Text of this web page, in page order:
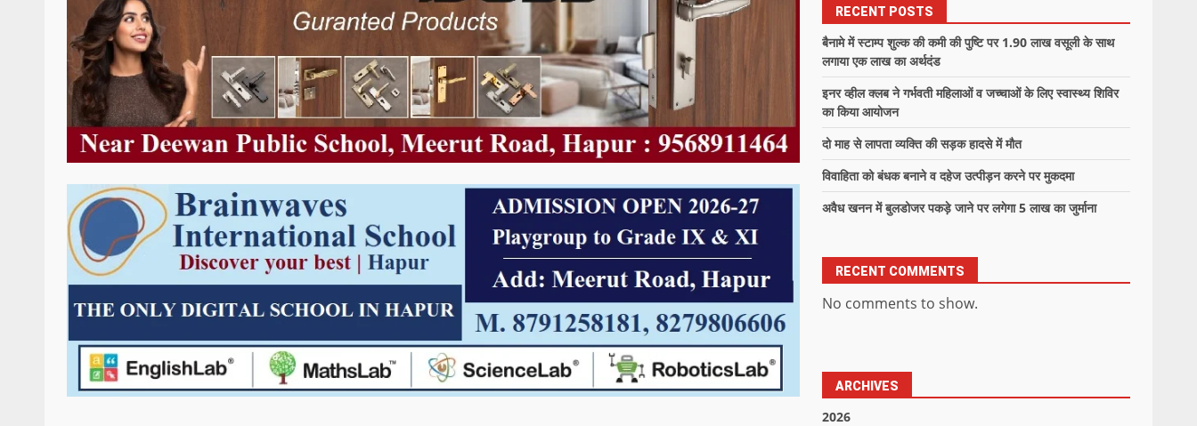
RECENT POSTS
बैनामे में स्टाम्प शुल्क की कमी की पुष्टि पर 1.90 लाख वसूली के साथ
लगाया एक लाख का अर्थदंड
इनर व्हील क्लब ने गर्भवती महिलाओं व जच्चाओं के लिए स्वास्थ्य शिविर
का किया आयोजन
दो माह से लापता व्यक्ति की सड़क हादसे में मौत
विवाहिता को बंधक बनाने व दहेज उत्पीड़न करने पर मुकदमा
अवैध खनन में बुलडोजर पकड़े जाने पर लगेगा 5 लाख का जुर्माना
RECENT COMMENTS
No comments to show.
ARCHIVES
2026